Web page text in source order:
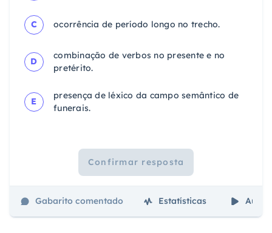
C ocorrência de período longo no trecho.
D
combinação de verbos no presente e no
pretérito.
E
presença de léxico da campo semântico de
funerais.
Confirmar resposta
Gabarito comentado Estatísticas Aulas